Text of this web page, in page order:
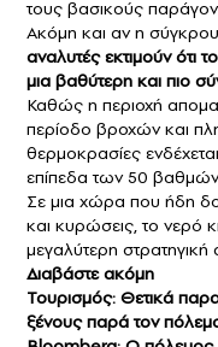
τους βασικούς
Ακόμη και αν η
αναλυτές εκτιμούν ότι
μια βαθύτερη και πιο
Καθώς η περιοχή
περίοδο βροχών και
θερμοκρασίες
επίπεδα των 50
Σε μια χώρα που ήδη
και κυρώσεις, το νερό
μεγαλύτερη στρατηγική
Διαβάστε ακόμη
Τουρισμός: Θετικά
ξένους παρά τον